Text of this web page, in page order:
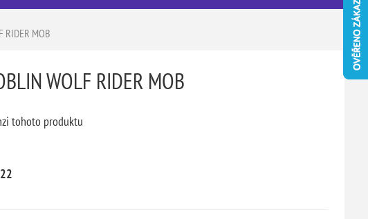
RIDER MOB
WOLF RIDER MOB
tohoto produktu